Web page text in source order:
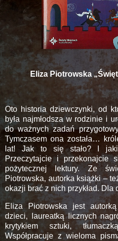
Eliza Piotrowska
Oto historia dziewczynki, od
była najmłodsza w rodzinie i
do ważnych zadań
Tymczasem ona została…
lat! Jak to się stało? I
Przeczytajcie i przekonajcie
pożytecznej lektury. Ze
Piotrowska, autorka książki –
okazji brać z nich przykład. Dla
Eliza Piotrowska jest
dzieci, laureatką licznych
krytykiem sztuki,
Współpracuje z wieloma